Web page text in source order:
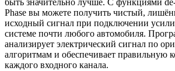
быть значительно лучше. С функциями
Phase вы можете получить чистый,
исходный сигнал при подключении
системе почти любого автомобиля.
анализирует электрический сигнал по
алгоритмам и обеспечивает правильную
каждого входного канала.